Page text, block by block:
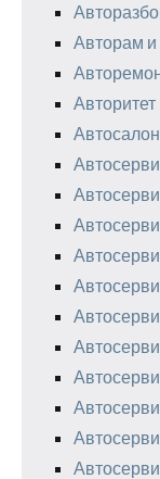
Авторам и
Авторитет